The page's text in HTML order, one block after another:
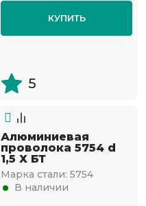
КУПИТЬ
5
Алюминиевая
проволока 5754 d
1,5 Х БТ
Марка стали: 5754
В наличии